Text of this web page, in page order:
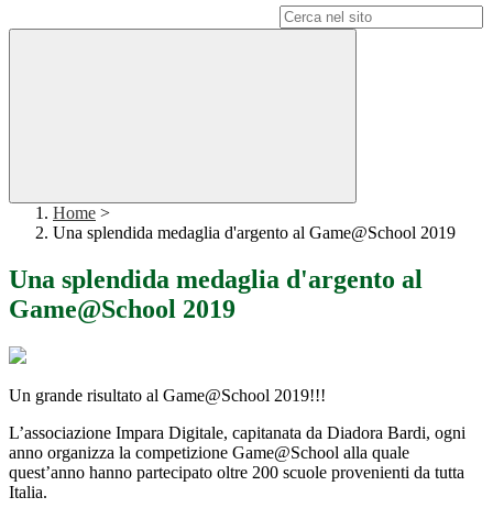
Home >
Una splendida medaglia d'argento al Game@School 2019
Una splendida medaglia d'argento al
Game@School 2019
Un grande risultato al Game@School 2019!!!
L’associazione Impara Digitale, capitanata da Diadora Bardi, ogni
anno organizza la competizione Game@School alla quale
quest’anno hanno partecipato oltre 200 scuole provenienti da tutta
Italia.